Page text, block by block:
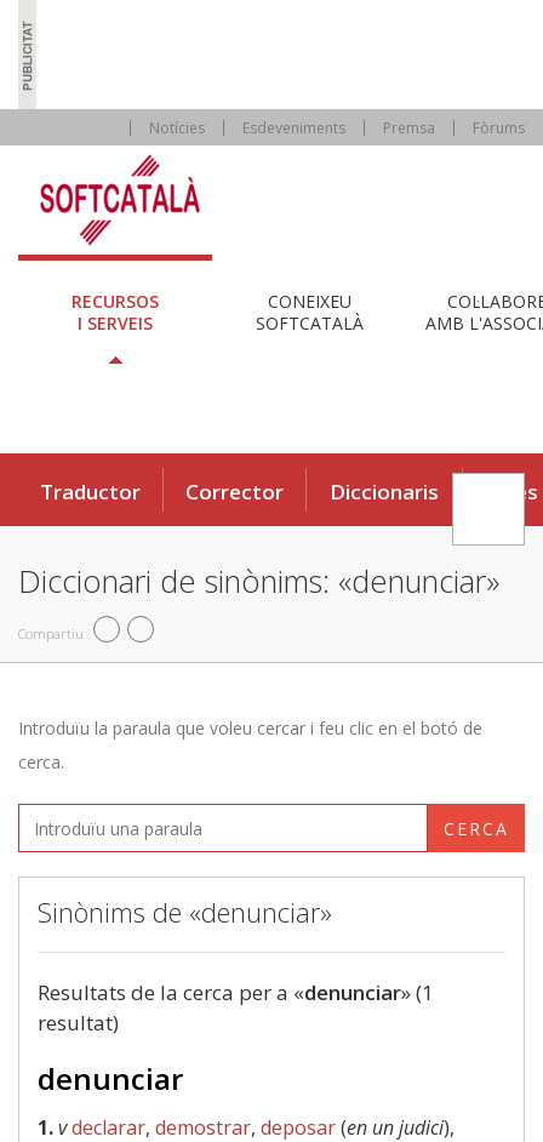
Notícies Esdeveniments Premsa Fòrums
RECURSOS
I SERVEIS
CONEIXEU
SOFTCATALÀ
AMB
Traductor Corrector Diccionaris Eines
Diccionari de sinònims: «denunciar»
Compartiu
Introduïu la paraula que voleu cercar i feu clic en el botó de
cerca.
CERCA
Sinònims de «denunciar»
Resultats de la cerca per a «denunciar» (1
resultat)
denunciar
1.vdeclarar, demostrar, deposar(en un judici),